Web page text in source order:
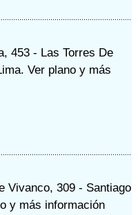
453 - Las Torres De
Ver plano y más
Vivanco, 309 - Santiago
y más información